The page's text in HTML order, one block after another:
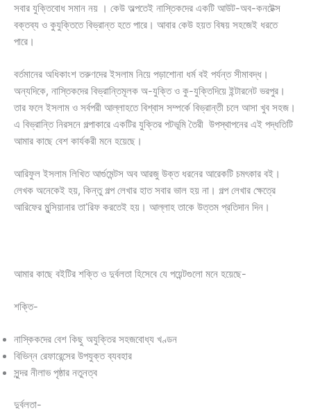
সবার যুক্তিবোধ সমান নয় । কেউ অল্পতেই নাস্তিকদের একটি আউট-অব-কনটেক্স
বক্তব্য ও কুযুক্তিতে বিভ্রান্ত হতে পারে। আবার কেউ হয়ত বিষয় সহজেই ধরতে
পারে।
বর্তমানের অধিকাংশ তরুণদের ইসলাম নিয়ে পড়াশোনা ধর্ম বই পর্যন্ত সীমাবদ্ধ।
অন্যদিকে, নাস্তিকদের বিভ্রান্তিমূলক অ-যুক্তি ও কু-যুক্তিদিয়ে ইন্টারনেট ভরপুর।
তার ফলে ইসলাম ও সর্বপরী আল্লাহতে বিশ্বাস সম্পর্কে বিভ্রান্তী চলে আসা খুব সহজ।
এ বিভ্রান্তি নিরসনে গল্পাকারে একটির যুক্তির পটভূমি তৈরী উপস্থাপনের এই পদ্ধতিটি
আমার কাছে বেশ কার্যকরী মনে হয়েছে।
আরিফুল ইসলাম লিখিত আর্গুমেন্টস অব আরজু উক্ত ধরনের আরেকটি চমৎকার বই।
লেখক অনেকেই হয়, কিন্তু গল্প লেখার হাত সবার ভাল হয় না। গল্প লেখার ক্ষেত্রে
আরিফের মুন্সিয়ানার তা’রিফ করতেই হয়। আল্লাহ তাকে উত্তম প্রতিদান দিন।
আমার কাছে বইটির শক্তি ও দুর্বলতা হিসেবে যে পয়েন্টগুলো মনে হয়েছে-
শক্তি-
নাস্কিকদের বেশ কিছু অযুক্তির সহজবোধ্য খণ্ডন
বিভিন্ন রেফারেন্সের উপযুক্ত ব্যবহার
সুন্দর নীলাভ পৃষ্ঠার নতুনত্ব
দুর্বলতা-